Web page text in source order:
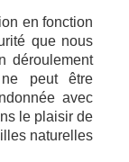
en fonction
que nous
déroulement
peut être
avec
le plaisir de
naturelles